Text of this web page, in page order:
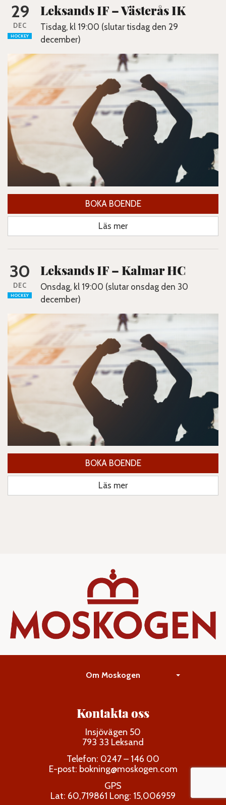
29
DEC
HOCKEY
Leksands IF – Västerås IK
Tisdag, kl 19:00 (slutar tisdag den 29
december)
BOKA BOENDE
Läs mer
30
DEC
HOCKEY
Leksands IF – Kalmar HC
Onsdag, kl 19:00 (slutar onsdag den 30
december)
BOKA BOENDE
Läs mer
Om Moskogen
Kontakta oss
Insjövägen 50
793 33 Leksand
Telefon: 0247 – 146 00
E-post: bokning@moskogen.com
GPS
Lat: 60,719861 Long: 15,006959